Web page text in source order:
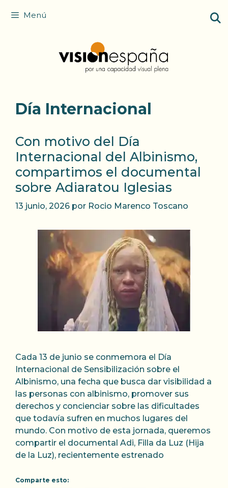
Menú
Día Internacional
Con motivo del Día
Internacional del Albinismo,
compartimos el documental
sobre Adiaratou Iglesias
13 junio, 2026 por Rocio Marenco Toscano
Cada 13 de junio se conmemora el Día
Internacional de Sensibilización sobre el
Albinismo, una fecha que busca dar visibilidad a
las personas con albinismo, promover sus
derechos y concienciar sobre las dificultades
que todavía sufren en muchos lugares del
mundo. Con motivo de esta jornada, queremos
compartir el documental Adi, Filla da Luz (Hija
de la Luz), recientemente estrenado
Comparte esto: